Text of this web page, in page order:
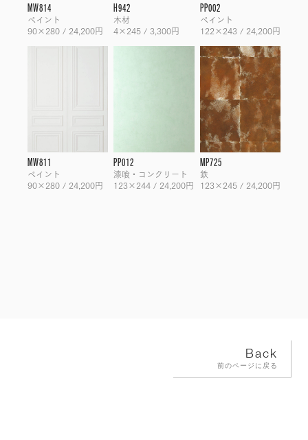
MW814
ペイント
90×280 / 24,200円
H942
木材
4×245 / 3,300円
PP002
ペイント
122×243 / 24,200円
MW811
ペイント
90×280 / 24,200円
PP012
漆喰・コンクリート
123×244 / 24,200円
MP725
鉄
123×245 / 24,200円
Back
前のページに戻る